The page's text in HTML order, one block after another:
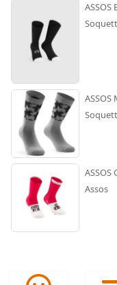
ASSOS
ASSOS
ASSOS
Assos